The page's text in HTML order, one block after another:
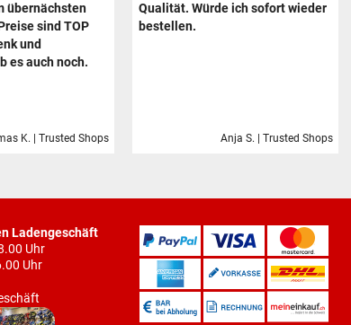
übernächsten
sind TOP
und
es auch noch.
K. | Trusted Shops
Qualität. Würde ich sofort wieder
bestellen.
Anja S. | Trusted Shops
Ladengeschäft
Uhr
Uhr